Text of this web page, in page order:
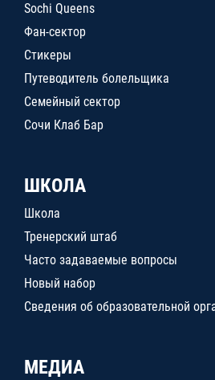
Sochi Queens
Фан-сектор
Стикеры
Путеводитель болельщика
Семейный сектор
Сочи Клаб Бар
ШКОЛА
Школа
Тренерский штаб
Часто задаваемые вопросы
Новый набор
Сведения об образовательной
МЕДИА